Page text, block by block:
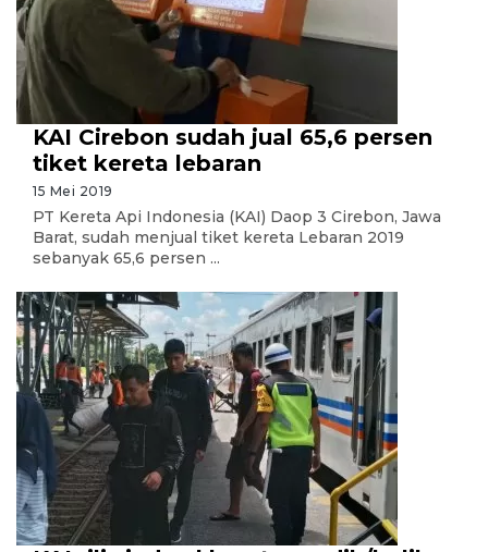
KAI Cirebon sudah jual 65,6 persen
tiket kereta lebaran
15 Mei 2019
PT Kereta Api Indonesia (KAI) Daop 3 Cirebon, Jawa
Barat, sudah menjual tiket kereta Lebaran 2019
sebanyak 65,6 persen ...